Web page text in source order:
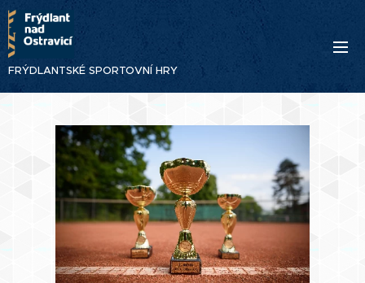
FRÝDLANTSKÉ SPORTOVNÍ HRY